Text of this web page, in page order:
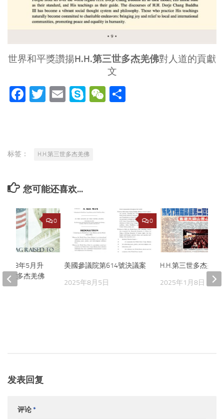
世界和平獎讚揚H.H.第三世多杰羌佛對人道的貢獻
文
Facebook
Twitter
EmailSkypeWeChat
标签： H.H.第三世多杰羌佛
您可能还喜欢...
0
美國參議院第614號決議案
2025年8月5日
H.H.第三世多杰羌佛
2025年1月8日
0
2018年5月升
三世多杰羌佛
发表回复
评论*